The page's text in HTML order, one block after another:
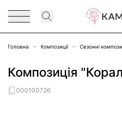
Головна Композиції Сезонні
Композиція
000100726